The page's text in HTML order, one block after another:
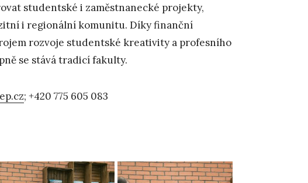
studentské i zaměstnanecké projekty,
i regionální komunitu. Díky finanční
rozvoje studentské kreativity a profesního
se stává tradicí fakulty.
; +420 775 605 083